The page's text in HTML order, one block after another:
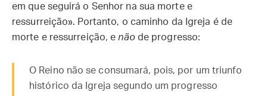
em que seguirá o Senhor na sua morte e
ressurreição». Portanto, o caminho da Igreja é de
morte e ressurreição, enãode progresso:
O Reino não se consumará, pois, por um triunfo
histórico da Igreja segundo um progresso